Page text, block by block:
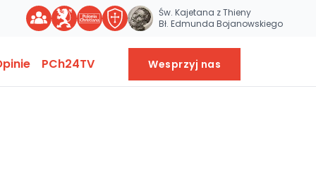
Św. Kajetana z Thieny
Bł. Edmunda Bojanowskiego
PCh24TV Wesprzyj nas